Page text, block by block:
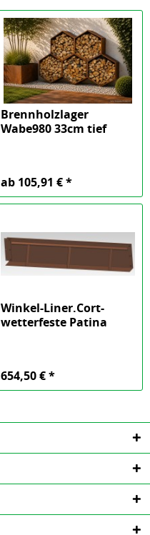
Brennholzlager
Wabe980 33cm tief
ab 105,91 € *
Winkel-Liner.Cort-
wetterfeste Patina
654,50 € *